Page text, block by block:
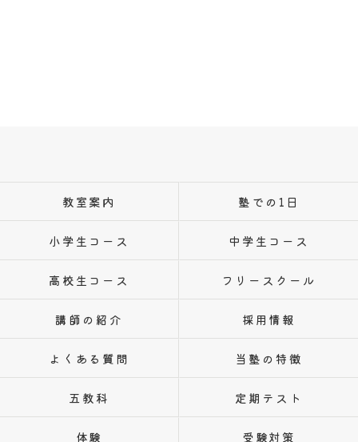
教室案内 塾での1日
小学生コース 中学生コース
高校生コース フリースクール
講師の紹介 採用情報
よくある質問 当塾の特徴
五教科 定期テスト
体験 受験対策